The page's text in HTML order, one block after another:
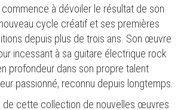
à dévoiler le résultat de son
cycle créatif et ses premières
depuis plus de trois ans. Son œuvre
incessant à sa guitare électrique rock
profondeur dans son propre talent
passionné, reconnu depuis longtemps.
de cette collection de nouvelles œuvres